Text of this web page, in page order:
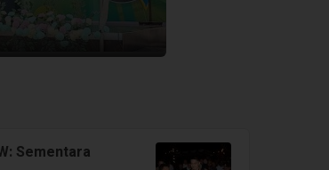
3 hari yang lalu
Sementara